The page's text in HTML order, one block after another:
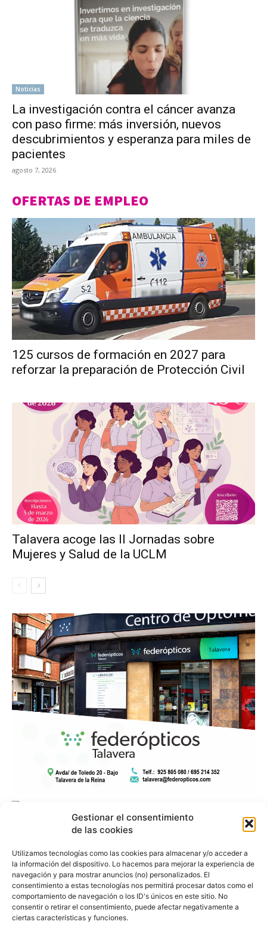
Gestionar el consentimiento
de las cookies
Utilizamos tecnologías como las cookies para almacenar y/o acceder a
la información del dispositivo. Lo hacemos para mejorar la experiencia de
navegación y para mostrar anuncios (no) personalizados. El
consentimiento a estas tecnologías nos permitirá procesar datos como el
comportamiento de navegación o los ID's únicos en este sitio. No
consentir o retirar el consentimiento, puede afectar negativamente a
ciertas características y funciones.
Noticias
La investigación contra el cáncer avanza
con paso firme: más inversión, nuevos
descubrimientos y esperanza para miles de
pacientes
agosto 7, 2026
OFERTAS DE EMPLEO
125 cursos de formación en 2027 para
reforzar la preparación de Protección Civil
Talavera acoge las II Jornadas sobre
Mujeres y Salud de la UCLM